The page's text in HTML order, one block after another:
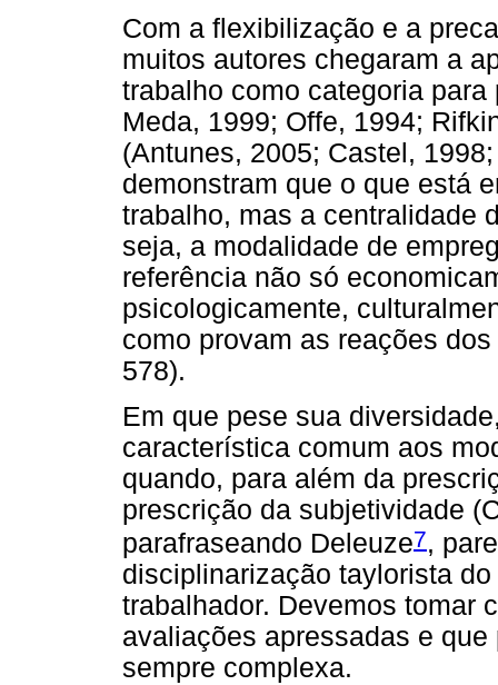
Com a flexibilização e a
muitos autores chegaram a
trabalho como categoria
Meda, 1999; Offe, 1994;
(Antunes, 2005; Castel,
demonstram que o que está
trabalho, mas a centralidade
seja, a modalidade de
referência não só
psicologicamente,
como provam as reações
578).
Em que pese sua
característica comum aos
quando, para além da
prescrição da subjetividade
parafraseando Deleuze7,
disciplinarização taylorista
trabalhador. Devemos tomar
avaliações apressadas e
sempre complexa.